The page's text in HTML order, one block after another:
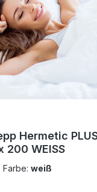
Hermetic
200 WEISS
Farbe: weiß